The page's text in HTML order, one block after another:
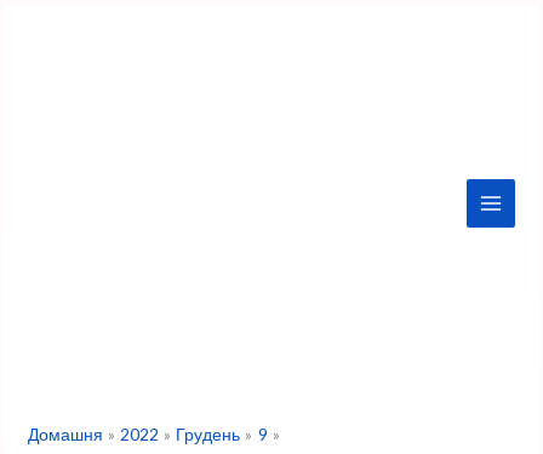
Домашня 2022 Грудень 9